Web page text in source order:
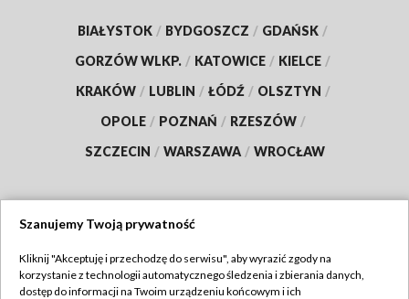
BIAŁYSTOK / BYDGOSZCZ / GDAŃSK /
GORZÓW WLKP. / KATOWICE / KIELCE /
KRAKÓW / LUBLIN / ŁÓDŹ / OLSZTYN /
OPOLE / POZNAŃ / RZESZÓW /
SZCZECIN / WARSZAWA / WROCŁAW
TVP
Szanujemy Twoją prywatność
Kliknij "Akceptuję i przechodzę do serwisu", aby wyrazić zgody na
korzystanie z technologii automatycznego śledzenia i zbierania danych,
dostęp do informacji na Twoim urządzeniu końcowym i ich